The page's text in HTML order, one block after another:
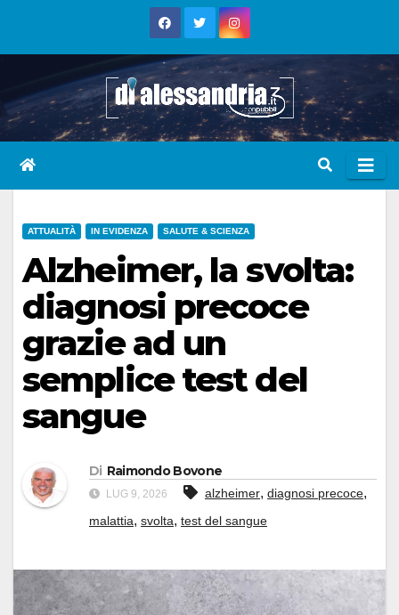
ATTUALITÀ IN EVIDENZA SALUTE & SCIENZA
Alzheimer, la svolta:
diagnosi precoce
grazie ad un
semplice test del
sangue
Di Raimondo Bovone
LUG 9, 2026 alzheimer, diagnosi precoce,
malattia, svolta, test del sangue